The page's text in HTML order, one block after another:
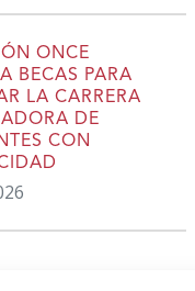
ONCE
BECAS PARA
LA CARRERA
DE
CON